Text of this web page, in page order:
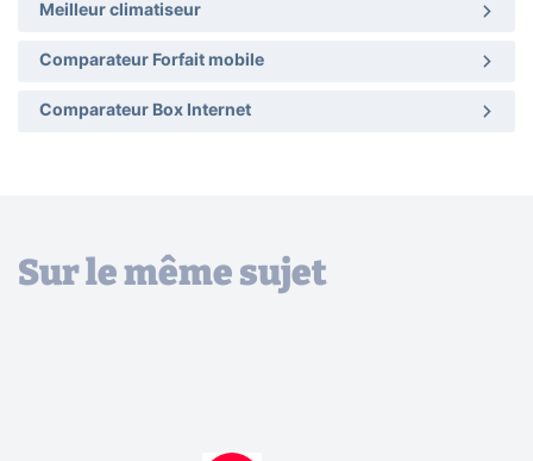
Meilleur climatiseur
Comparateur Forfait mobile
Comparateur Box Internet
Sur le même sujet